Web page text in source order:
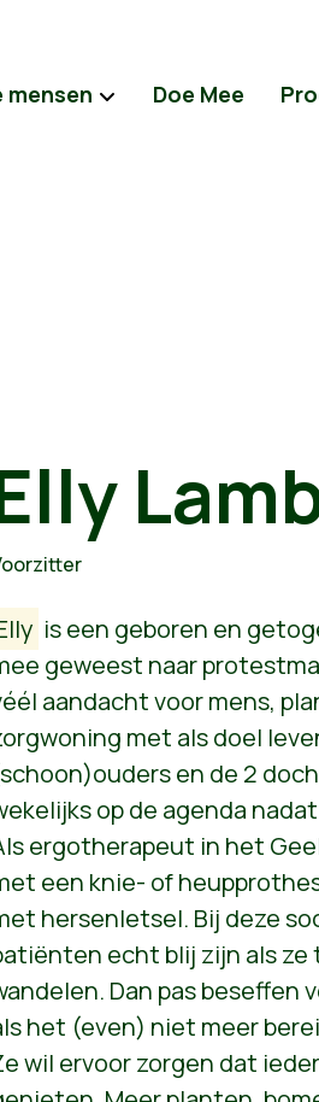
mensen Doe Mee
is een geboren en
geweest naar
aandacht voor mens,
met als doel
en de 2
op de agenda
ergotherapeut in het
een knie- of
hersenletsel. Bij deze
echt blij zijn als
Dan pas beseffen
het (even) niet meer
wil ervoor zorgen dat